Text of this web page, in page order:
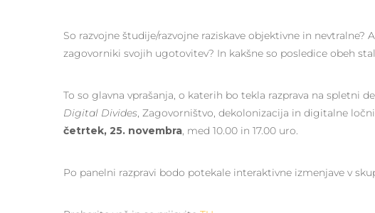
So razvojne študije/razvojne raziskave objektivne in
zagovorniki svojih ugotovitev? In kakšne so posledice obeh
To so glavna vprašanja, o katerih bo tekla razprava na spletni
Digital Divides, Zagovorništvo, dekolonizacija in digitalne
četrtek, 25. novembra, med 10.00 in 17.00 uro.
Po panelni razpravi bodo potekale interaktivne izmenjave v